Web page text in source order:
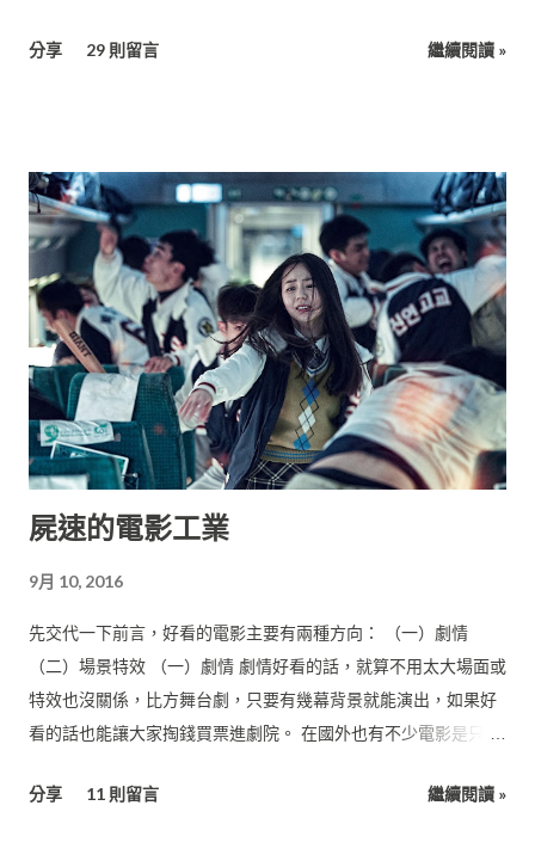
分享 29 則留言 繼續閱讀 »
屍速的電影工業
9月 10, 2016
先交代一下前言，好看的電影主要有兩種方向： （一）劇情
（二）場景特效 （一）劇情 劇情好看的話，就算不用太大場面或
特效也沒關係，比方舞台劇，只要有幾幕背景就能演出，如果好
看的話也能讓大家掏錢買票進劇院。 在國外也有不少電影是只靠
2009） 這部片描述一群人接到了超級高薪的工作面試機會，但在
分享 11 則留言 繼續閱讀 »